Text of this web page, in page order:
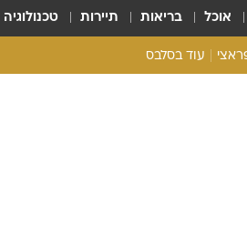
אוכל בריאות תיירות טכנולוגיה
עוד בסלבס